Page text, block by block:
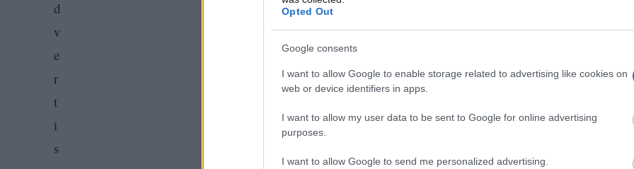
Opted Out
Google consents
I want to allow Google to enable storage related to advertising like cookies on
web or device identifiers in apps.
I want to allow my user data to be sent to Google for online advertising
purposes.
I want to allow Google to send me personalized advertising.